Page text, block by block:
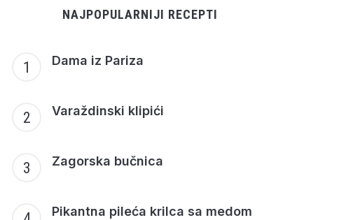
NAJPOPULARNIJI RECEPTI
Dama iz Pariza
Varaždinski klipići
Zagorska bučnica
Pikantna pileća krilca sa medom